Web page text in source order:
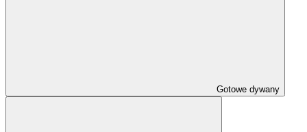
Gotowe dywany